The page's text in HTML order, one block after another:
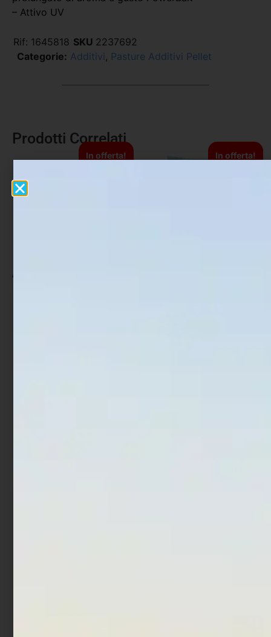
– Attivo UV
Rif: 1645818 SKU 2237692
Categorie: Additivi , Pasture Additivi Pellet
Prodotti Correlati
In offerta!
Additivo Dynamite Catfish
In offerta!